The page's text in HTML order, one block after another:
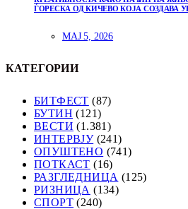
ЃОРЕСКА ОД КИЧЕВО КОЈА СОЗДАВА
МАЈ 5, 2026
КАТЕГОРИИ
БИТФЕСТ (87)
БУТИН (121)
ВЕСТИ (1.381)
ИНТЕРВЈУ(241)
ОПУШТЕНО (741)
ПОТКАСТ (16)
РАЗГЛЕДНИЦА (125)
РИЗНИЦА (134)
СПОРТ (240)